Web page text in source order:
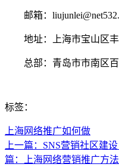
邮箱：
地址：上海市宝山区丰
总部：青岛市市南区百
标签：
上海网络推广如何做
上一篇：SNS营销社区建
篇：上海网络营销推广方